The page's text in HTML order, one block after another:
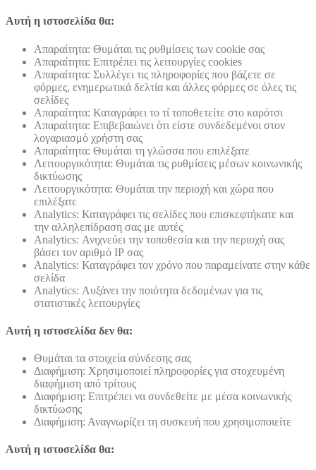
Αυτή η ιστοσελίδα θα:
Απαραίτητα: Θυμάται τις ρυθμίσεις των cookie σας
Απαραίτητα: Επιτρέπει τις λειτουργίες cookies
Απαραίτητα: Συλλέγει τις πληροφορίες που βάζετε σε
φόρμες, ενημερωτικά δελτία και άλλες φόρμες σε όλες τις
σελίδες
Απαραίτητα: Καταγράφει το τί τοποθετείτε στο καρότσι
Απαραίτητα: Επιβεβαιώνει ότι είστε συνδεδεμένοι στον
λογαριασμό χρήστη σας
Απαραίτητα: Θυμάται τη γλώσσα που επιλέξατε
Λειτουργικότητα: Θυμάται τις ρυθμίσεις μέσων κοινωνικής
δικτύωσης
Λειτουργικότητα: Θυμάται την περιοχή και χώρα που
επιλέξατε
Analytics: Καταγράφει τις σελίδες που επισκεφτήκατε και
την αλληλεπίδραση σας με αυτές
Analytics: Ανιχνεύει την τοποθεσία και την περιοχή σας
βάσει τον αριθμό ΙΡ σας
Analytics: Καταγράφει τον χρόνο που παραμείνατε στην κάθε
σελίδα
Analytics: Αυξάνει την ποιότητα δεδομένων για τις
στατιστικές λειτουργίες
Αυτή η ιστοσελίδα δεν θα:
Θυμάται τα στοιχεία σύνδεσης σας
Διαφήμιση: Χρησιμοποιεί πληροφορίες για στοχευμένη
διαφήμιση από τρίτους
Διαφήμιση: Επιτρέπει να συνδεθείτε με μέσα κοινωνικής
δικτύωσης
Διαφήμιση: Αναγνωρίζει τη συσκευή που χρησιμοποιείτε
Αυτή η ιστοσελίδα θα: